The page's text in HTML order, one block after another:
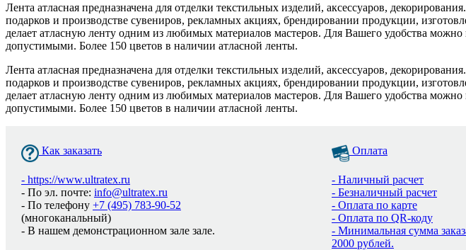
Лента атласная предназначена для отделки текстильных изделий, аксессуаров,
подарков и производстве сувениров, рекламных акциях, брендировании продукции,
делает атласную ленту одним из любимых материалов мастеров. Для Вашего удобства
допустимыми. Более 150 цветов в наличии атласной ленты.
Лента атласная предназначена для отделки текстильных изделий, аксессуаров,
подарков и производстве сувениров, рекламных акциях, брендировании продукции,
делает атласную ленту одним из любимых материалов мастеров. Для Вашего удобства
допустимыми. Более 150 цветов в наличии атласной ленты.
Как заказать
- https://www.ultratex.ru
- По эл. почте: info@ultratex.ru
- По телефону +7 (495) 783-90-52
(многоканальный)
- В нашем демонстрационном зале зале.
Оплата
- Наличный расчет
- Безналичный расчет
- Оплата по карте
- Оплата по QR-коду
- Минимальная сумма
2000 рублей.